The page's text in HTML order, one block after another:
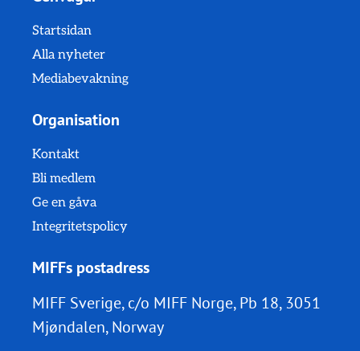
Startsidan
Alla nyheter
Mediabevakning
Organisation
Kontakt
Bli medlem
Ge en gåva
Integritetspolicy
MIFFs postadress
MIFF Sverige, c/o MIFF Norge, Pb 18, 3051
Mjøndalen, Norway